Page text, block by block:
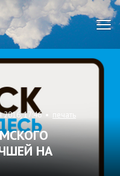
17:46 • печать
НА